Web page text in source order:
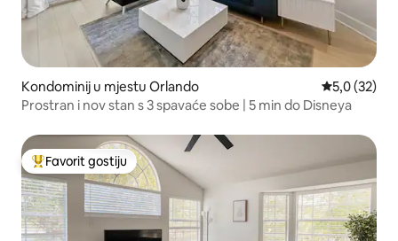
Kondominij u mjestu Orlando Prosječna
5,0 (32)
Prostran i nov stan s 3 spavaće sobe | 5 min do Disneya
Glavni favorit gostiju
Favorit gostiju